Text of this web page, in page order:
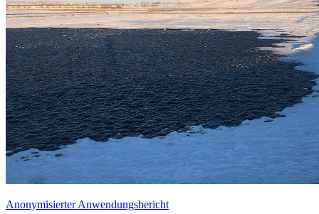
Anonymisierter Anwendungsbericht